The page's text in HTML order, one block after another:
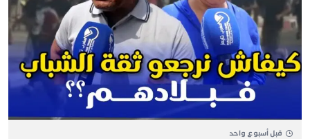
قبل أسبوع واحد